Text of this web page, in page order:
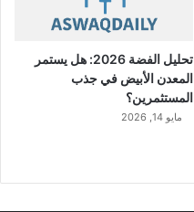
تحليل الفضة 2026: هل يستمر
المعدن الأبيض في جذب
المستثمرين؟
مايو 14, 2026